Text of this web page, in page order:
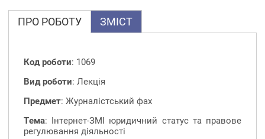
ПРО РОБОТУ ЗМІСТ
Код роботи: 1069
Вид роботи: Лекція
Предмет: Журналістський фах
Тема: Інтернет-ЗМІ юридичний статус та правове
регулювання діяльності